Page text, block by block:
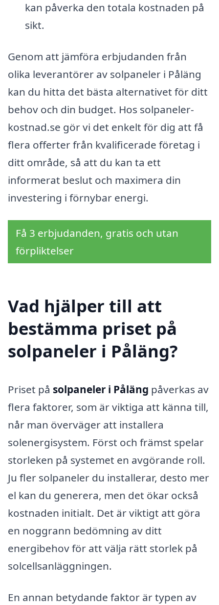
kan påverka den totala kostnaden på
sikt.
Genom att jämföra erbjudanden från
olika leverantörer av solpaneler i Påläng
kan du hitta det bästa alternativet för ditt
behov och din budget. Hos solpaneler-
kostnad.se gör vi det enkelt för dig att få
flera offerter från kvalificerade företag i
ditt område, så att du kan ta ett
informerat beslut och maximera din
investering i förnybar energi.
Få 3 erbjudanden, gratis och utan
förpliktelser
Vad hjälper till att
bestämma priset på
solpaneler i Påläng?
Priset på solpaneler i Påläng påverkas av
flera faktorer, som är viktiga att känna till,
når man överväger att installera
solenergisystem. Först och främst spelar
storleken på systemet en avgörande roll.
Ju fler solpaneler du installerar, desto mer
el kan du generera, men det ökar också
kostnaden initialt. Det är viktigt att göra
en noggrann bedömning av ditt
energibehov för att välja rätt storlek på
solcellsanläggningen.
En annan betydande faktor är typen av